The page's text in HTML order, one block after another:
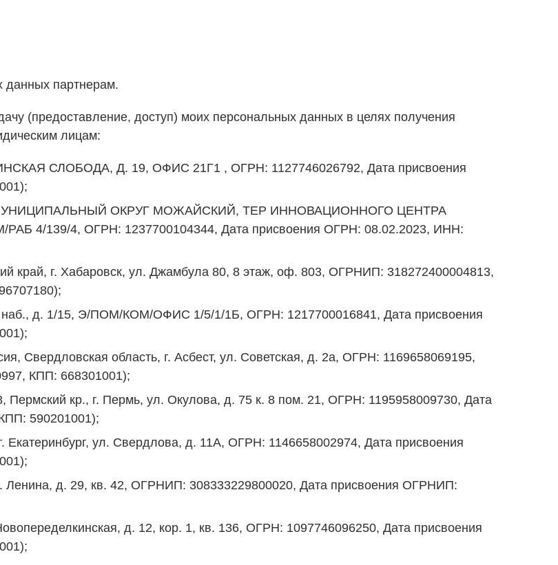
данных партнерам.
(предоставление, доступ) моих персональных данных в целях получения
лицам:
СЛОБОДА, Д. 19, ОФИС 21Г1 , ОГРН: 1127746026792, Дата присвоения
ОКРУГ МОЖАЙСКИЙ, ТЕР ИННОВАЦИОННОГО ЦЕНТРА
4/139/4, ОГРН: 1237700104344, Дата присвоения ОГРН: 08.02.2023, ИНН:
край, г. Хабаровск, ул. Джамбула 80, 8 этаж, оф. 803, ОГРНИП: 318272400004813,
д. 1/15, Э/ПОМ/КОМ/ОФИС 1/5/1/1Б, ОГРН: 1217700016841, Дата присвоения
область, г. Асбест, ул. Советская, д. 2а, ОГРН: 1169658069195,
КПП: 668301001);
кр., г. Пермь, ул. Окулова, д. 75 к. 8 пом. 21, ОГРН: 1195958009730, Дата
590201001);
ул. Свердлова, д. 11А, ОГРН: 1146658002974, Дата присвоения
д. 29, кв. 42, ОГРНИП: 308333229800020, Дата присвоения ОГРНИП:
д. 12, кор. 1, кв. 136, ОГРН: 1097746096250, Дата присвоения